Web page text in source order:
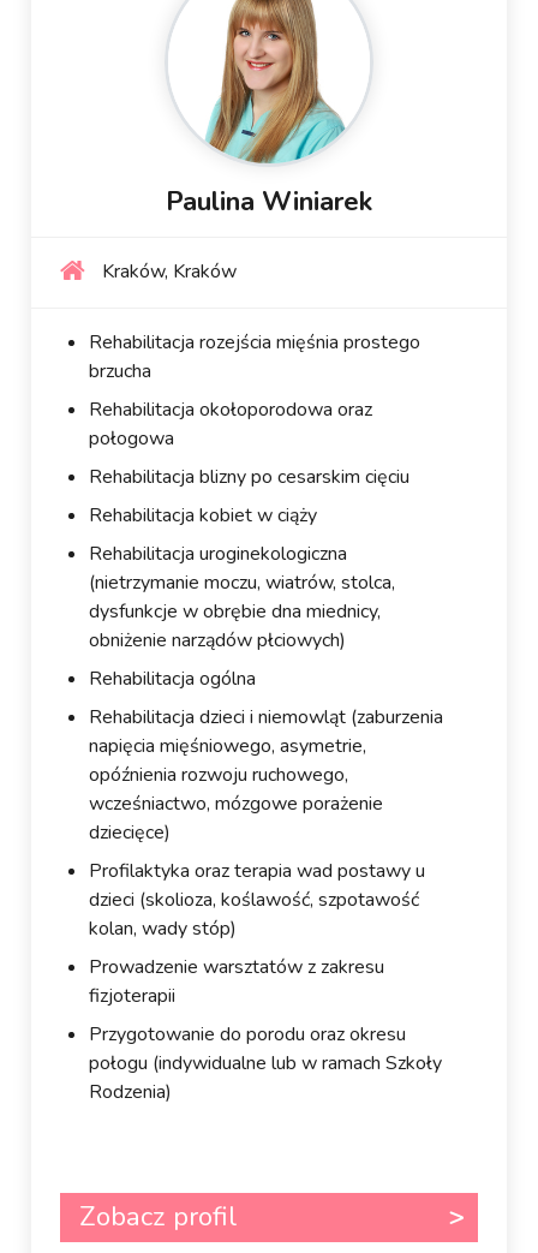
Paulina Winiarek
Kraków, Kraków
Rehabilitacja rozejścia mięśnia prostego
brzucha
Rehabilitacja okołoporodowa oraz
połogowa
Rehabilitacja blizny po cesarskim cięciu
Rehabilitacja kobiet w ciąży
Rehabilitacja uroginekologiczna
(nietrzymanie moczu, wiatrów, stolca,
dysfunkcje w obrębie dna miednicy,
obniżenie narządów płciowych)
Rehabilitacja ogólna
Rehabilitacja dzieci i niemowląt (zaburzenia
napięcia mięśniowego, asymetrie,
opóźnienia rozwoju ruchowego,
wcześniactwo, mózgowe porażenie
dziecięce)
Profilaktyka oraz terapia wad postawy u
dzieci (skolioza, koślawość, szpotawość
kolan, wady stóp)
Prowadzenie warsztatów z zakresu
fizjoterapii
Przygotowanie do porodu oraz okresu
połogu (indywidualne lub w ramach Szkoły
Rodzenia)
Zobacz profil